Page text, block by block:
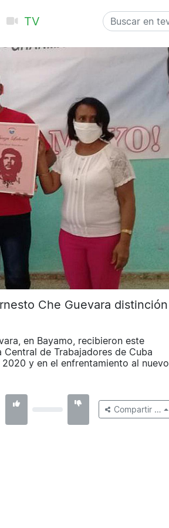
TV
Che Guevara distinción
en Bayamo, recibieron este
de Trabajadores de Cuba
y en el enfrentamiento al nuevo
Compartir …